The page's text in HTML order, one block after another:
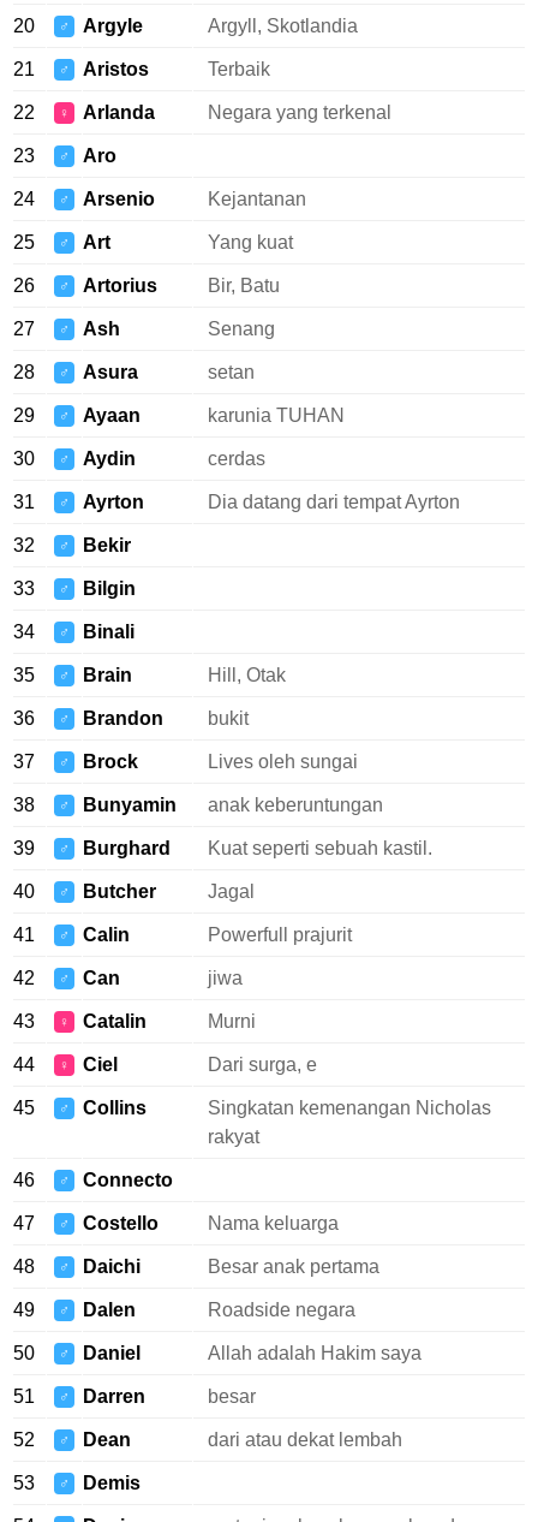
20 ♂ Argyle Argyll, Skotlandia
21 ♂ Aristos Terbaik
22 ♀ Arlanda Negara yang terkenal
23 ♂ Aro
24 ♂ Arsenio Kejantanan
25 ♂ Art Yang kuat
26 ♂ Artorius Bir, Batu
27 ♂ Ash Senang
28 ♂ Asura setan
29 ♂ Ayaan karunia TUHAN
30 ♂ Aydin cerdas
31 ♂ Ayrton Dia datang dari tempat Ayrton
32 ♂ Bekir
33 ♂ Bilgin
34 ♂ Binali
35 ♂ Brain Hill, Otak
36 ♂ Brandon bukit
37 ♂ Brock Lives oleh sungai
38 ♂ Bunyamin anak keberuntungan
39 ♂ Burghard Kuat seperti sebuah kastil.
40 ♂ Butcher Jagal
41 ♂ Calin Powerfull prajurit
42 ♂ Can jiwa
43 ♀ Catalin Murni
44 ♀ Ciel Dari surga, e
45 ♂ Collins
Singkatan kemenangan Nicholas
rakyat
46 ♂ Connecto
47 ♂ Costello Nama keluarga
48 ♂ Daichi Besar anak pertama
49 ♂ Dalen Roadside negara
50 ♂ Daniel Allah adalah Hakim saya
51 ♂ Darren besar
52 ♂ Dean dari atau dekat lembah
53 ♂ Demis